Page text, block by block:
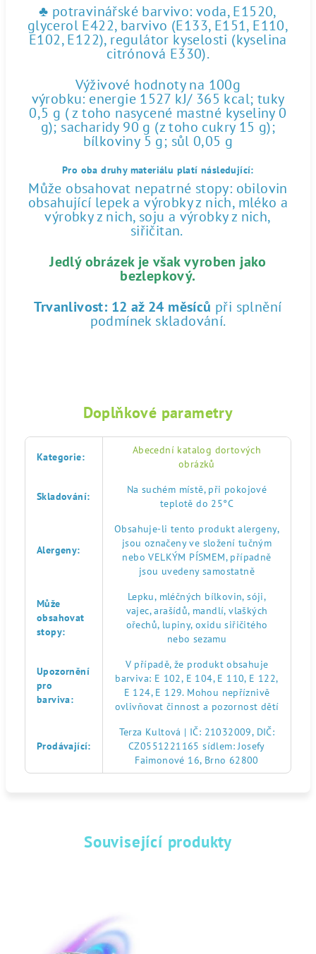
♣ potravinářské barvivo: voda, E1520,
glycerol E422, barvivo (E133, E151, E110,
E102, E122), regulátor kyselosti (kyselina
citrónová E330).
Výživové hodnoty na 100g
výrobku: energie 1527 kJ/ 365 kcal; tuky
0,5 g ( z toho nasycené mastné kyseliny 0
g); sacharidy 90 g (z toho cukry 15 g);
bílkoviny 5 g; sůl 0,05 g
Pro oba druhy materiálu platí následující:
Může obsahovat nepatrné stopy: obilovin
obsahující lepek a výrobky z nich, mléko a
výrobky z nich, soju a výrobky z nich,
siřičitan.
Jedlý obrázek je však vyroben jako
bezlepkový.
Trvanlivost: 12 až 24 měsíců při splnění
podmínek skladování.
Doplňkové parametry
Kategorie:
Abecední katalog dortových
obrázků
Skladování:
Na suchém místě, při pokojové
teplotě do 25°C
Alergeny:
Obsahuje-li tento produkt alergeny,
jsou označeny ve složení tučným
nebo VELKÝM PÍSMEM, případně
jsou uvedeny samostatně
Může
obsahovat
stopy:
Lepku, mléčných bílkovin, sóji,
vajec, arašídů, mandlí, vlaškých
ořechů, lupiny, oxidu siřičitého
nebo sezamu
Upozornění
pro
barviva:
V případě, že produkt obsahuje
barviva: E 102, E 104, E 110, E 122,
E 124, E 129. Mohou nepříznivě
ovlivňovat činnost a pozornost dětí
Prodávající:
Terza Kultová | IČ: 21032009, DIČ:
CZ0551221165 sídlem: Josefy
Faimonové 16, Brno 62800
Související produkty